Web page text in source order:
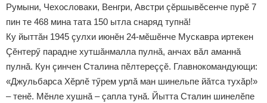
Румыни, Чехословаки, Венгри, Австри çӗршывӗсенче пурӗ 7
пин те 468 мина тата 150 ытла снаряд тупнă!
Ку йыттăн 1945 çулхи июнӗн 24-мӗшӗнче Мускавра иртекен
Çӗнтерӳ парадне хутшăнмалла пулнă, анчах вăл аманнă
пулнă. Кун çинчен Сталина пӗлтереççӗ. Главнокомандующи:
«Джульбарса Хӗрлӗ тӳрем урлă ман шинельпе йăтса тухăр!»
– тенӗ. Мӗнле хушнă – çапла тунă. Йытта Сталин шинелӗпе